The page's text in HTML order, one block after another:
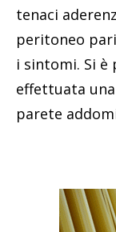
tenaci
peritoneo
i sintomi. Si è
effettuata
parete